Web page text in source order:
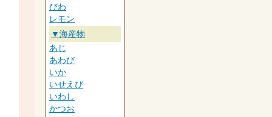
びわ
レモン
▼海産物
あじ
あわび
いか
いせえび
いわし
かつお